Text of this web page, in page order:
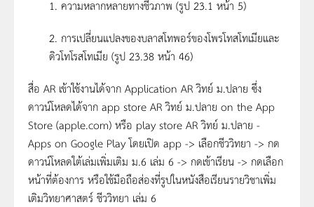
1. ความหลากหลายทางชีวภาพ (รูป 23.1 หน้า 5)
2. การเปลี่ยนแปลงของบลาสโทพอร์ของโพรโทสโทเมียและ
ดิวโทโรสโทเมีย (รูป 23.38 หน้า 46)
สื่อ AR เข้าใช้งานได้จาก Application AR วิทย์ ม.ปลาย ซึ่ง
ดาวน์โหลดได้จาก app store AR วิทย์ ม.ปลาย on the App
Store (apple.com) หรือ play store AR วิทย์ ม.ปลาย -
Apps on Google Play โดยเปิด app -> เลือกชีววิทยา -> กด
ดาวน์โหลดใต้เล่มเพิ่มเติม ม.6 เล่ม 6 -> กดเข้าเรียน -> กดเลือก
หน้าที่ต้องการ หรือใช้มือถือส่องที่รูปในหนังสือเรียนรายวิชาเพิ่ม
เติมวิทยาศาสตร์ ชีววิทยา เล่ม 6